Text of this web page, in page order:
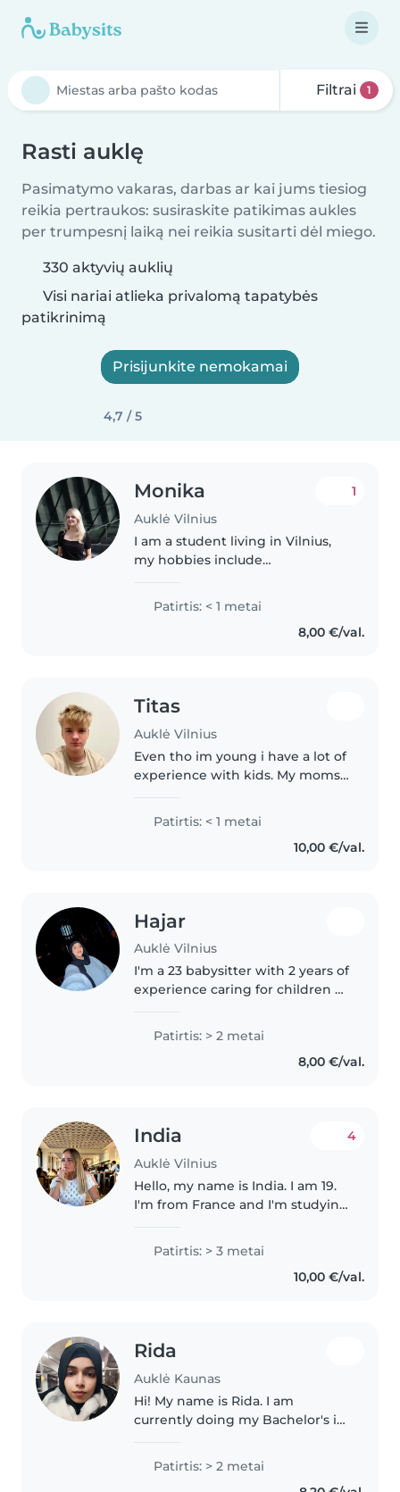
Filtrai 1
Rasti auklę
Pasimatymo vakaras, darbas ar kai jums tiesiog
reikia pertraukos: susiraskite patikimas aukles
per trumpesnį laiką nei reikia susitarti dėl miego.
330 aktyvių auklių
Visi nariai atlieka privalomą tapatybės
patikrinimą
Prisijunkite nemokamai
4,7 / 5
Monika
Auklė Vilnius
1
I am a student living in Vilnius,
my hobbies include
I have a big heart for children. I
treat them with respect,
empathy, and always try to give
Patirtis: < 1 metai
8,00 €/val.
Titas
Auklė Vilnius
Even tho im young i have a lot of
experience with kids. My moms
they like me no matter the age
or gender. I can do anything..
Patirtis: < 1 metai
10,00 €/val.
Hajar
Auklė Vilnius
I'm a 23 babysitter with 2 years of
experience caring for children of
French, Spanish, and Arabic, and
Patirtis: > 2 metai
8,00 €/val.
India
Auklė Vilnius
4
Hello, my name is India. I am 19.
I'm from France and I'm studying
experience with children. I'm
the eldest in my family and I've
Patirtis: > 3 metai
10,00 €/val.
Rida
Auklė Kaunas
Hi! My name is Rida. I am
currently doing my Bachelor's in
experience in babysitting and
taking care of children. I can
Patirtis: > 2 metai